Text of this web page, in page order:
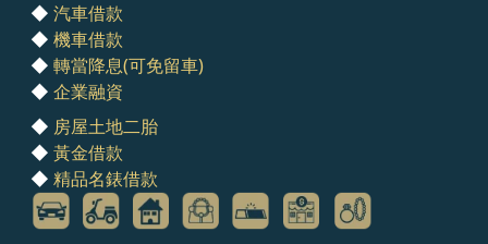
◆ 汽車借款
◆ 機車借款
◆ 轉當降息(可免留車)
◆ 企業融資
◆ 房屋土地二胎
◆ 黃金借款
◆ 精品名錶借款